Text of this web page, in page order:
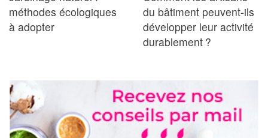
méthodes écologiques
à adopter
du bâtiment peuvent-ils
développer leur activité
durablement ?